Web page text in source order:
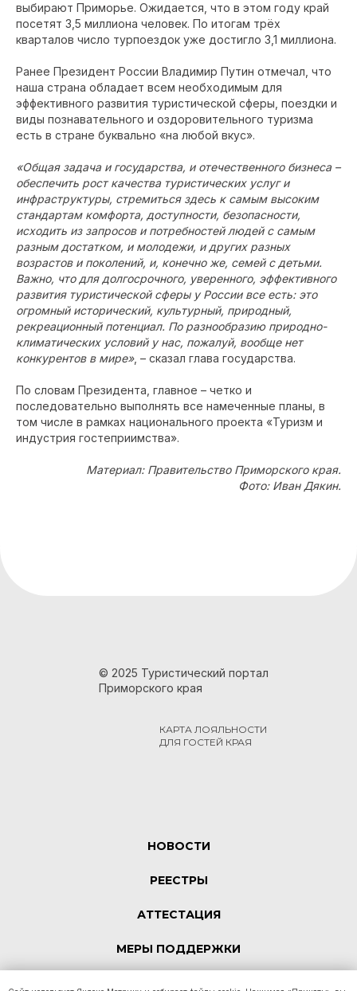
выбирают Приморье. Ожидается, что в этом году край
посетят 3,5 миллиона человек. По итогам трёх
кварталов число турпоездок уже достигло 3,1 миллиона.
Ранее Президент России Владимир Путин отмечал, что
наша страна обладает всем необходимым для
эффективного развития туристической сферы, поездки и
виды познавательного и оздоровительного туризма
есть в стране буквально «на любой вкус».
«Общая задача и государства, и отечественного бизнеса –
обеспечить рост качества туристических услуг и
инфраструктуры, стремиться здесь к самым высоким
стандартам комфорта, доступности, безопасности,
исходить из запросов и потребностей людей с самым
разным достатком, и молодежи, и других разных
возрастов и поколений, и, конечно же, семей с детьми.
Важно, что для долгосрочного, уверенного, эффективного
развития туристической сферы у России все есть: это
огромный исторический, культурный, природный,
рекреационный потенциал. По разнообразию природно-
климатических условий у нас, пожалуй, вообще нет
конкурентов в мире», – сказал глава государства.
По словам Президента, главное – четко и
последовательно выполнять все намеченные планы, в
том числе в рамках национального проекта «Туризм и
индустрия гостеприимства».
Материал: Правительство Приморского края.
Фото: Иван Дякин.
© 2025 Туристический портал
Приморского края
КАРТА ЛОЯЛЬНОСТИ
ДЛЯ ГОСТЕЙ КРАЯ
НОВОСТИ
РЕЕСТРЫ
АТТЕСТАЦИЯ
МЕРЫ ПОДДЕРЖКИ